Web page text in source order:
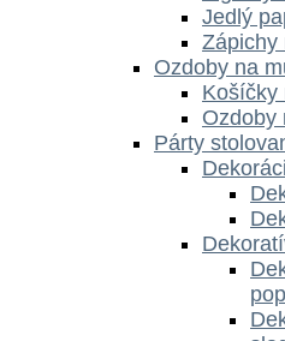
Jedlý
Zápichy
Ozdoby na
Košíčky
Ozdoby
Párty